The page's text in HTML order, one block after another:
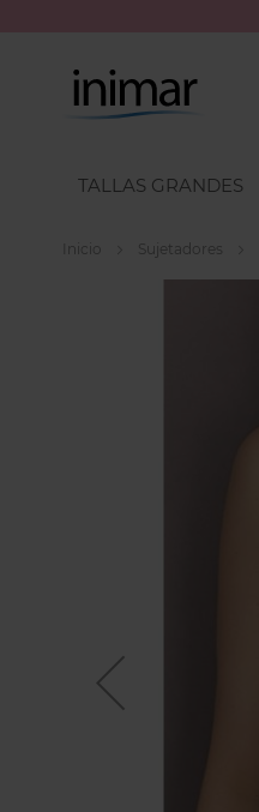
TALLAS GRANDES
Inicio Sujetadores